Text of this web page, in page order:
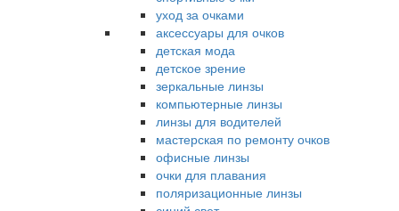
уход за очками
аксессуары для очков
детская мода
детское зрение
зеркальные линзы
компьютерные линзы
линзы для водителей
мастерская по ремонту очков
офисные линзы
очки для плавания
поляризационные линзы